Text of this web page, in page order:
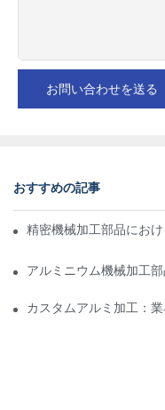
お問い合わせを送る
おすすめの記事
精密機械加工部品にお
アルミニウム機械加工
カスタムアルミ加工：